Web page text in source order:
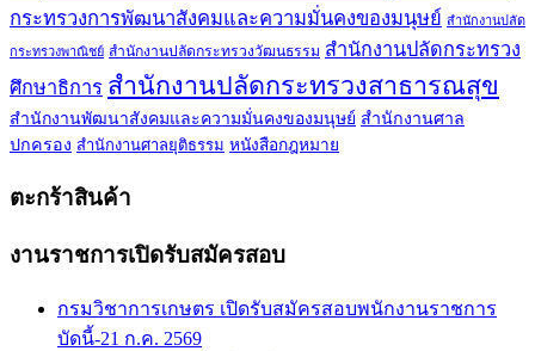
กระทรวงการพัฒนาสังคมและความมั่นคงของมนุษย์ สำนักงานปลัด
กระทรวงพาณิชย์ สำนักงานปลัดกระทรวงวัฒนธรรม สำนักงานปลัดกระทรวง
ศึกษาธิการ สำนักงานปลัดกระทรวงสาธารณสุข
สำนักงานพัฒนาสังคมและความมั่นคงของมนุษย์ สำนักงานศาล
ปกครอง สำนักงานศาลยุติธรรม หนังสือกฎหมาย
ตะกร้าสินค้า
งานราชการเปิดรับสมัครสอบ
กรมวิชาการเกษตร เปิดรับสมัครสอบพนักงานราชการ
บัดนี้-21 ก.ค. 2569